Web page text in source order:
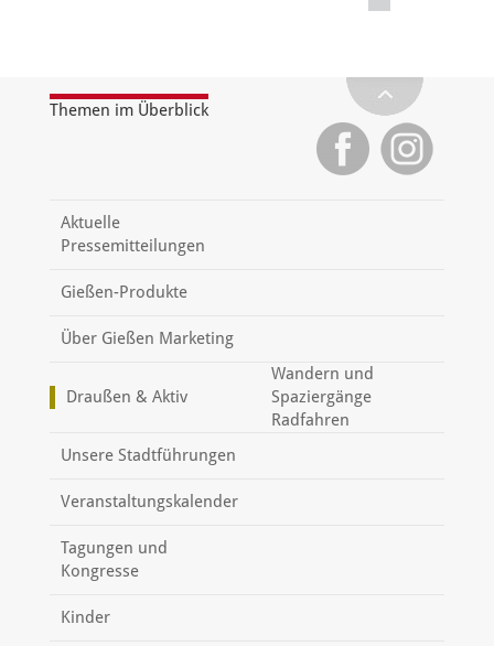
Themen im Überblick
Aktuelle
Pressemitteilungen
Gießen-Produkte
Über Gießen Marketing
Draußen & Aktiv
Wandern und
Spaziergänge
Radfahren
Unsere Stadtführungen
Veranstaltungskalender
Tagungen und
Kongresse
Kinder